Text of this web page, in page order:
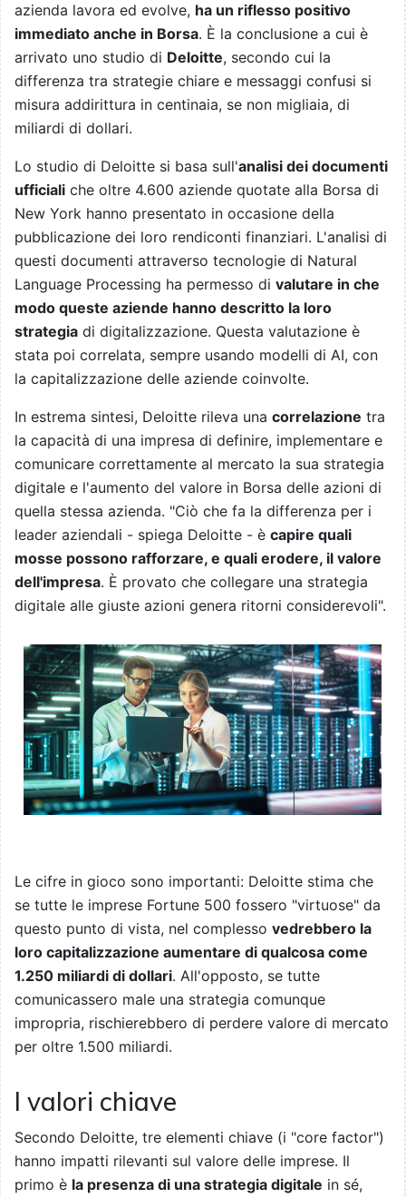
azienda lavora ed evolve, ha un riflesso positivo
immediato anche in Borsa. È la conclusione a cui è
arrivato uno studio di Deloitte, secondo cui la
differenza tra strategie chiare e messaggi confusi si
misura addirittura in centinaia, se non migliaia, di
miliardi di dollari.
Lo studio di Deloitte si basa sull'analisi dei documenti
ufficiali che oltre 4.600 aziende quotate alla Borsa di
New York hanno presentato in occasione della
pubblicazione dei loro rendiconti finanziari. L'analisi di
questi documenti attraverso tecnologie di Natural
Language Processing ha permesso di valutare in che
modo queste aziende hanno descritto la loro
strategia di digitalizzazione. Questa valutazione è
stata poi correlata, sempre usando modelli di AI, con
la capitalizzazione delle aziende coinvolte.
In estrema sintesi, Deloitte rileva una correlazione tra
la capacità di una impresa di definire, implementare e
comunicare correttamente al mercato la sua strategia
digitale e l'aumento del valore in Borsa delle azioni di
quella stessa azienda. "Ciò che fa la differenza per i
leader aziendali - spiega Deloitte - è capire quali
mosse possono rafforzare, e quali erodere, il valore
dell'impresa. È provato che collegare una strategia
digitale alle giuste azioni genera ritorni considerevoli".
Le cifre in gioco sono importanti: Deloitte stima che
se tutte le imprese Fortune 500 fossero "virtuose" da
questo punto di vista, nel complesso vedrebbero la
loro capitalizzazione aumentare di qualcosa come
1.250 miliardi di dollari. All'opposto, se tutte
comunicassero male una strategia comunque
impropria, rischierebbero di perdere valore di mercato
per oltre 1.500 miliardi.
I valori chiave
Secondo Deloitte, tre elementi chiave (i "core factor")
hanno impatti rilevanti sul valore delle imprese. Il
primo è la presenza di una strategia digitale in sé,